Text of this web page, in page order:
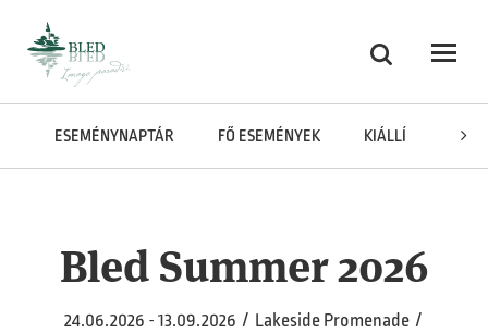
Keresés
Odpri
ESEMÉNYNAPTÁR FŐ ESEMÉNYEK KIÁLLÍTÁSOK
Bled Summer 2026
24.06.2026 - 13.09.2026 / Lakeside Promenade /